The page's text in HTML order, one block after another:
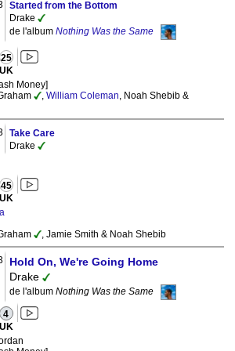
Started from the Bottom
Drake
de l'album Nothing Was the Same
25
UK
Money]
William Coleman , Noah Shebib &
Take Care
Drake
45
UK
, Jamie Smith & Noah Shebib
Hold On, We're Going Home
Drake
de l'album Nothing Was the Same
4
UK